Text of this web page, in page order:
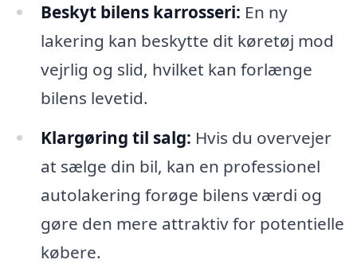
Beskyt bilens karrosseri: En ny
lakering kan beskytte dit køretøj mod
vejrlig og slid, hvilket kan forlænge
bilens levetid.
Klargøring til salg: Hvis du overvejer
at sælge din bil, kan en professionel
autolakering forøge bilens værdi og
gøre den mere attraktiv for potentielle
købere.